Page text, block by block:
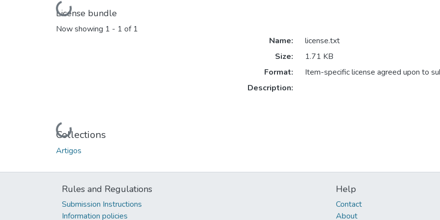
License bundle
Now showing 1 - 1 of 1
Loading...
Name:
license.txt
Size:
1.71 KB
Format:
Item-specific license agreed upon to
Description:
Collections
Artigos
Rules and Regulations
Submission Instructions
Information policies
Help
Contact
About